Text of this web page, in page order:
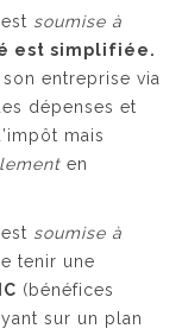
soumise à
est simplifiée.
entreprise via
dépenses et
mais
en
soumise à
tenir une
(bénéfices
sur un plan